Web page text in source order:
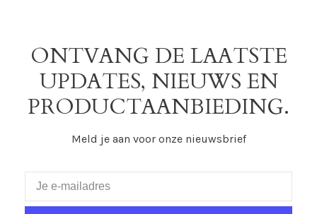
ONTVANG DE LAATSTE
UPDATES, NIEUWS EN
PRODUCTAANBIEDING.
Meld je aan voor onze nieuwsbrief